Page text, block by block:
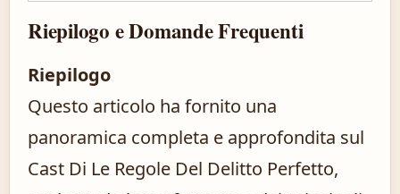
Riepilogo e Domande Frequenti
Riepilogo
Questo articolo ha fornito una
panoramica completa e approfondita sul
Cast Di Le Regole Del Delitto Perfetto,